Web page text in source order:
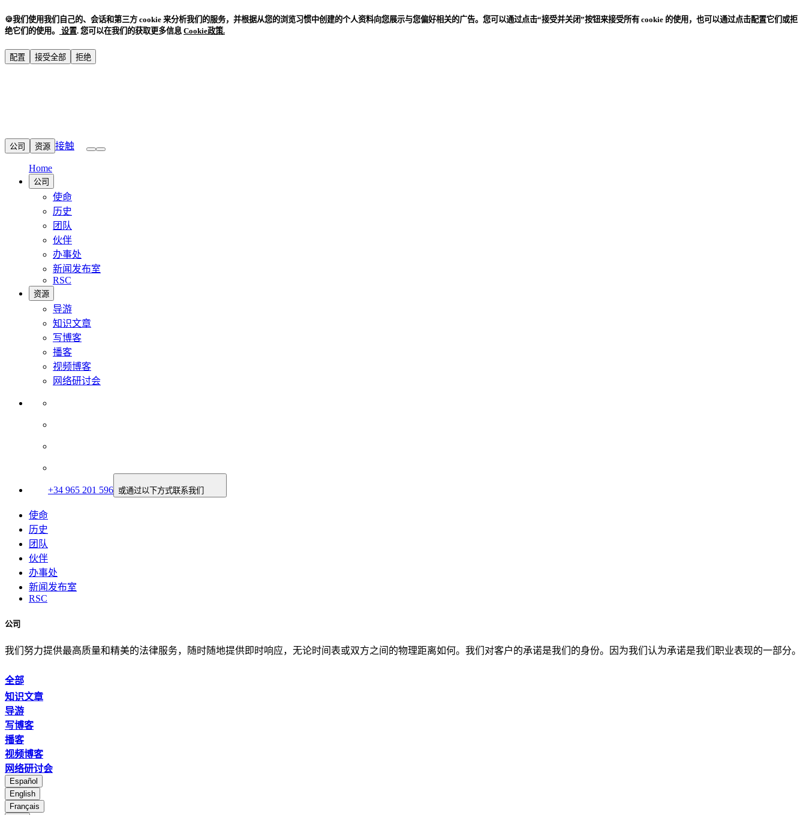
🍪我们使用我们自己的、会话和第三方 cookie 来分析我们的服务，并根据从您的浏览习惯中创建的个人资料向您展示与您偏好相关的广告。您可以通过点击“接受并关闭”按钮来接受所有 cookie 的使用，也可以通过点击配置它们或拒
绝它们的使用。
设置. 您可以在我们的获取更多信息 Cookie政策.
配置 接受全部 拒绝
公司 资源 接触
Home
公司
使命
历史
团队
伙伴
办事处
新闻发布室
RSC
资源
导游
知识文章
写博客
播客
视频博客
网络研讨会
+34 965 201 596 或通过以下方式联系我们
使命
历史
团队
伙伴
办事处
新闻发布室
RSC
公司
我们努力提供最高质量和精美的法律服务，随时随地提供即时响应，无论时间表或双方之间的物理距离如何。我们对客户的承诺是我们的身份。因为我们认为承诺是我们职业表现的一部分。
全部
知识文章
导游
写博客
播客
视频博客
网络研讨会
Español
English
Français